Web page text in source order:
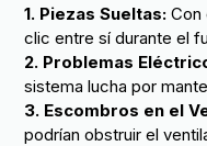
1. Piezas Sueltas: Con
clic entre sí durante el
2. Problemas
sistema lucha por
3. Escombros en el
podrían obstruir el